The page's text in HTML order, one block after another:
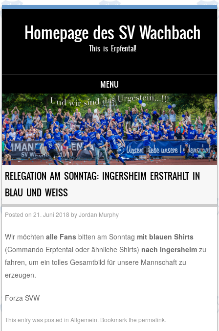
Homepage des SV Wachbach
This is Erpfental!
MENU
Skip to content
RELEGATION AM SONNTAG: INGERSHEIM ERSTRAHLT IN
BLAU UND WEISS
Posted on21. Juni 2018 byJordan Murphy
Wir möchtenalle Fansbitten am Sonntagmit blauen Shirts
(Commando Erpfental oder ähnliche Shirts) nach Ingersheim zu
fahren, um ein tolles Gesamtbild für unsere Mannschaft zu
erzeugen.
Forza SVW
This entry was posted inAllgemein . Bookmark thepermalink